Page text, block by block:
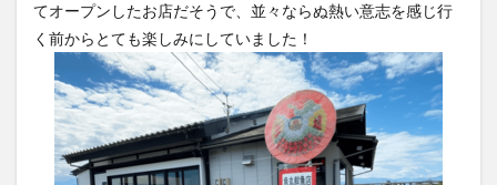
てオープンしたお店だそうで、並々ならぬ熱い意志を感じ行
く前からとても楽しみにしていました！